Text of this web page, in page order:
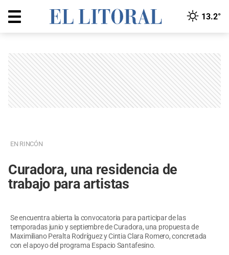
13.2°
EN RINCÓN
Curadora, una residencia de
trabajo para artistas
Se encuentra abierta la convocatoria para participar de las
temporadas junio y septiembre de Curadora, una propuesta de
Maximiliano Peralta Rodríguez y Cintia Clara Romero, concretada
con el apoyo del programa Espacio Santafesino.